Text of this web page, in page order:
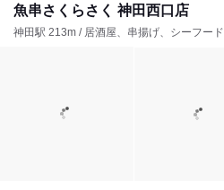
魚串さくらさく 神田西口店
神田駅 213m / 居酒屋、串揚げ、シーフード